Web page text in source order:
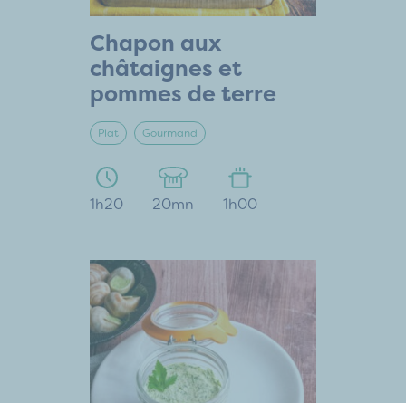
Chapon aux
châtaignes et
pommes de terre
Plat Gourmand
1h20 20mn 1h00